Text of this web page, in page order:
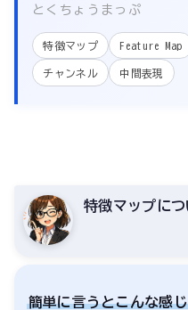
とくちょうまっぷ
特徴マップ Feature Map
チャンネル 中間表現
特徴マップに
簡単に言うとこんな感